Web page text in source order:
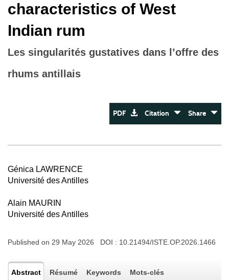
characteristics of West
Indian rum
Les singularités gustatives dans l’offre des
rhums antillais
PDF Citation Share
Génica LAWRENCE
Université des Antilles
Alain MAURIN
Université des Antilles
Published on 29 May 2026 DOI : 10.21494/ISTE.OP.2026.1466
Abstract Résumé Keywords Mots-clés